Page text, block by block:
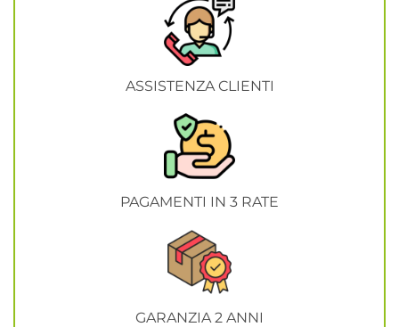
ASSISTENZA CLIENTI
PAGAMENTI IN 3 RATE
GARANZIA 2 ANNI